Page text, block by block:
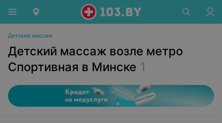
Детский массаж
Детский массаж возле метро
Спортивная в Минске 1